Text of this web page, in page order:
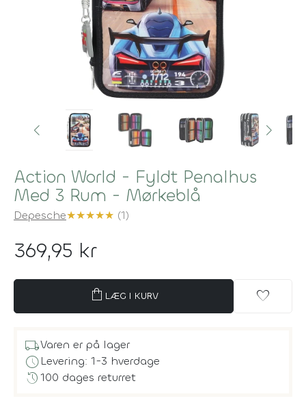
Action World - Fyldt Penalhus
Med 3 Rum - Mørkeblå
Depesche★★★★★ (1)
369,95 kr
shopping_bag LÆG I KURV favorite
local_shippingVaren er på lager
scheduleLevering: 1-3 hverdage
history100 dages returret